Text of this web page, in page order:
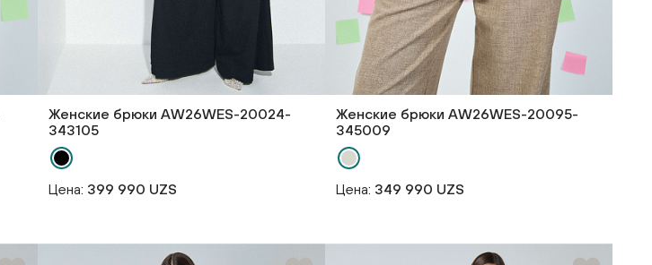
Женские брюки AW26WES-20024-
343105
Цена: 399 990 UZS
Женские брюки AW26WES-20095-
345009
Цена: 349 990 UZS